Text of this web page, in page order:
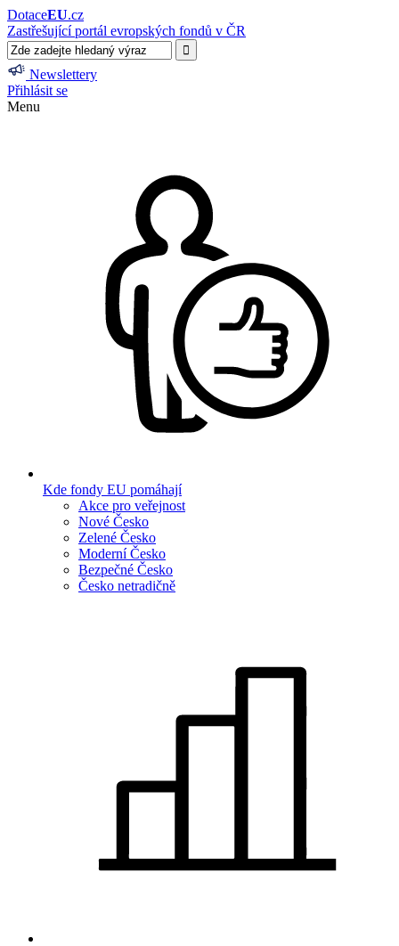
DotaceEU.cz
Zastřešující portál evropských fondů v ČR
Newslettery
Přihlásit se
Menu
Kde fondy EU pomáhají
Akce pro veřejnost
Nové Česko
Zelené Česko
Moderní Česko
Bezpečné Česko
Česko netradičně